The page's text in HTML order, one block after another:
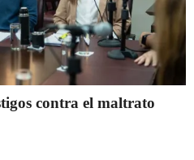
contra el maltrato